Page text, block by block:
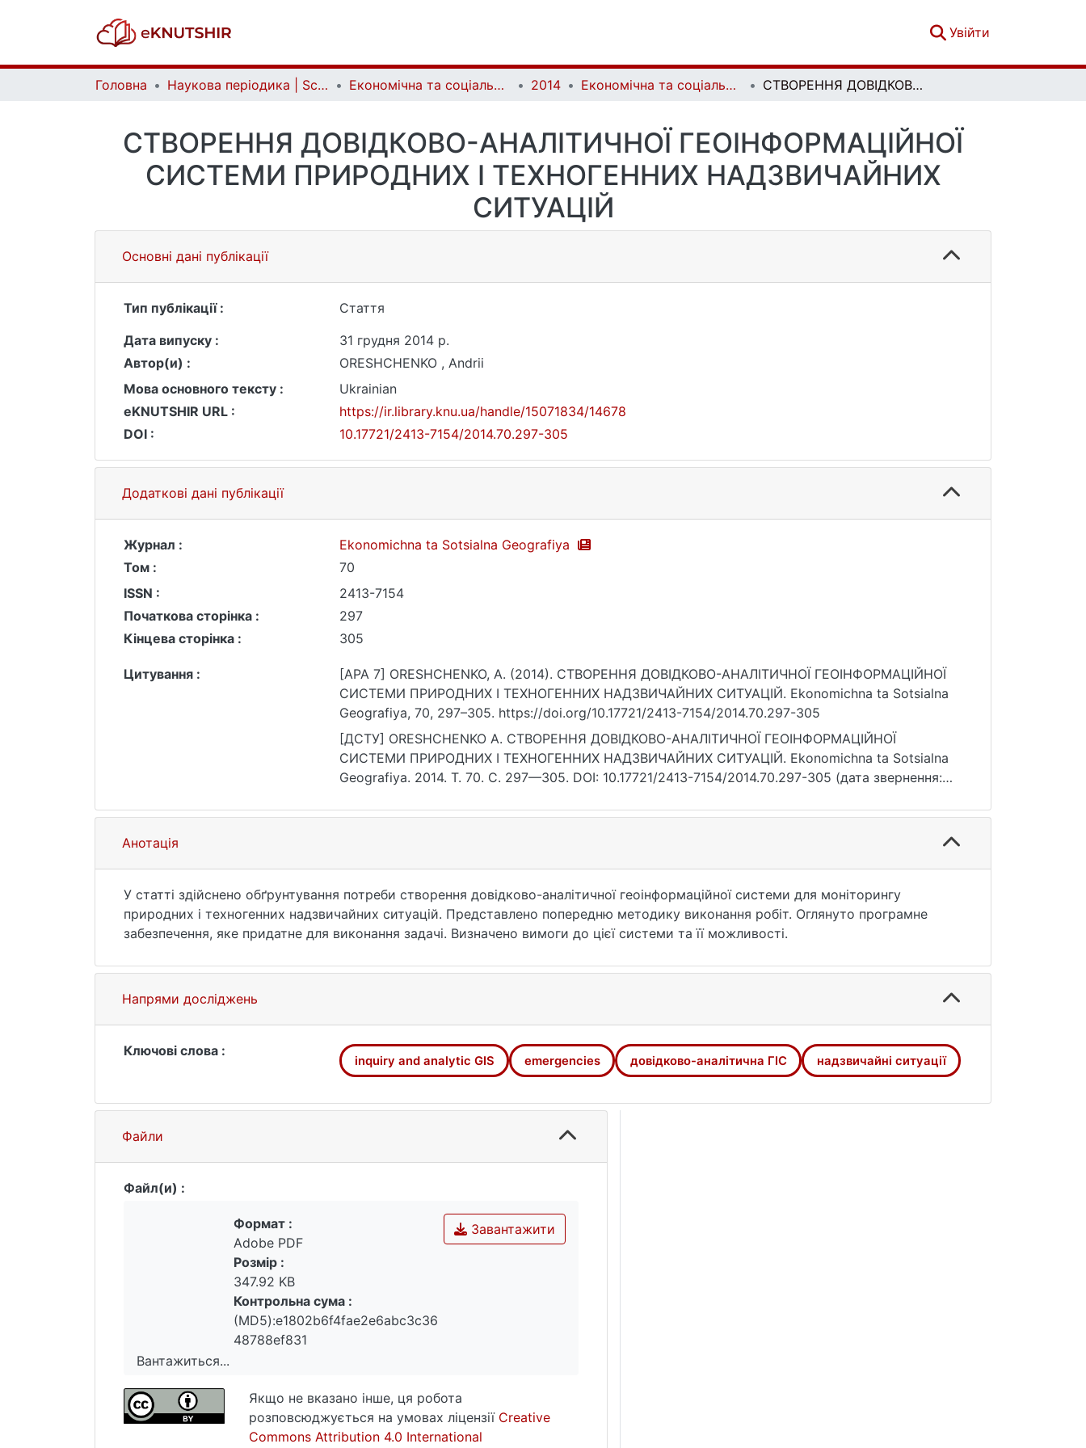
Увійти
Головна Наукова періодика | Scientific periodicals Економічна та соціальна географія | Ekonomichna ta Sotsialna Geografiya 2014 Економічна та соціальна географія. Випуск 70 СТВОРЕННЯ ДОВІДКОВО-АНАЛІТИЧНОЇ ГЕОІНФОРМАЦІЙНОЇ СИСТЕМИ ПРИРОДНИХ І ТЕХНОГЕННИХ НАДЗВИЧАЙНИХ СИТУАЦІЙ
СТВОРЕННЯ ДОВІДКОВО-АНАЛІТИЧНОЇ ГЕОІНФОРМАЦІЙНОЇ
СИСТЕМИ ПРИРОДНИХ І ТЕХНОГЕННИХ НАДЗВИЧАЙНИХ
СИТУАЦІЙ
Основні дані публікації
Тип публікації :
Стаття
Дата випуску :
31 грудня 2014 р.
Автор(и) :
ORESHCHENKO , Andrii
Мова основного тексту :
Ukrainian
eKNUTSHIR URL :
https://ir.library.knu.ua/handle/15071834/14678
DOI :
10.17721/2413-7154/2014.70.297-305
Додаткові дані публікації
Журнал :
Ekonomichna ta Sotsialna Geografiya
Том :
70
ISSN :
2413-7154
Початкова сторінка :
297
Кінцева сторінка :
305
Цитування :
[APA 7] ORESHCHENKO, A. (2014). СТВОРЕННЯ ДОВІДКОВО-АНАЛІТИЧНОЇ ГЕОІНФОРМАЦІЙНОЇ
СИСТЕМИ ПРИРОДНИХ І ТЕХНОГЕННИХ НАДЗВИЧАЙНИХ СИТУАЦІЙ. Ekonomichna ta Sotsialna
Geografiya, 70, 297–305. https://doi.org/10.17721/2413-7154/2014.70.297-305
[ДСТУ] ORESHCHENKO A. СТВОРЕННЯ ДОВІДКОВО-АНАЛІТИЧНОЇ ГЕОІНФОРМАЦІЙНОЇ
СИСТЕМИ ПРИРОДНИХ І ТЕХНОГЕННИХ НАДЗВИЧАЙНИХ СИТУАЦІЙ. Ekonomichna ta Sotsialna
Geografiya. 2014. Т. 70. С. 297—305. DOI: 10.17721/2413-7154/2014.70.297-305 (дата звернення:
Анотація
У статті здійснено обґрунтування потреби створення довідково-аналітичної геоінформаційної системи для моніторингу
природних і техногенних надзвичайних ситуацій. Представлено попередню методику виконання робіт. Оглянуто програмне
забезпечення, яке придатне для виконання задачі. Визначено вимоги до цієї системи та її можливості.
Напрями досліджень
Ключові слова :
inquiry and analytic GIS emergencies довідково-аналітична ГІС надзвичайні ситуації
Файли
Файл(и) :
Вантажиться...
Вантажиться...
Завантажити
Формат :
Adobe PDF
Розмір :
347.92 KB
Контрольна сума :
(MD5):e1802b6f4fae2e6abc3c36
48788ef831
Якщо не вказано інше, ця робота
розповсюджується на умовах ліцензії Creative
Commons Attribution 4.0 International